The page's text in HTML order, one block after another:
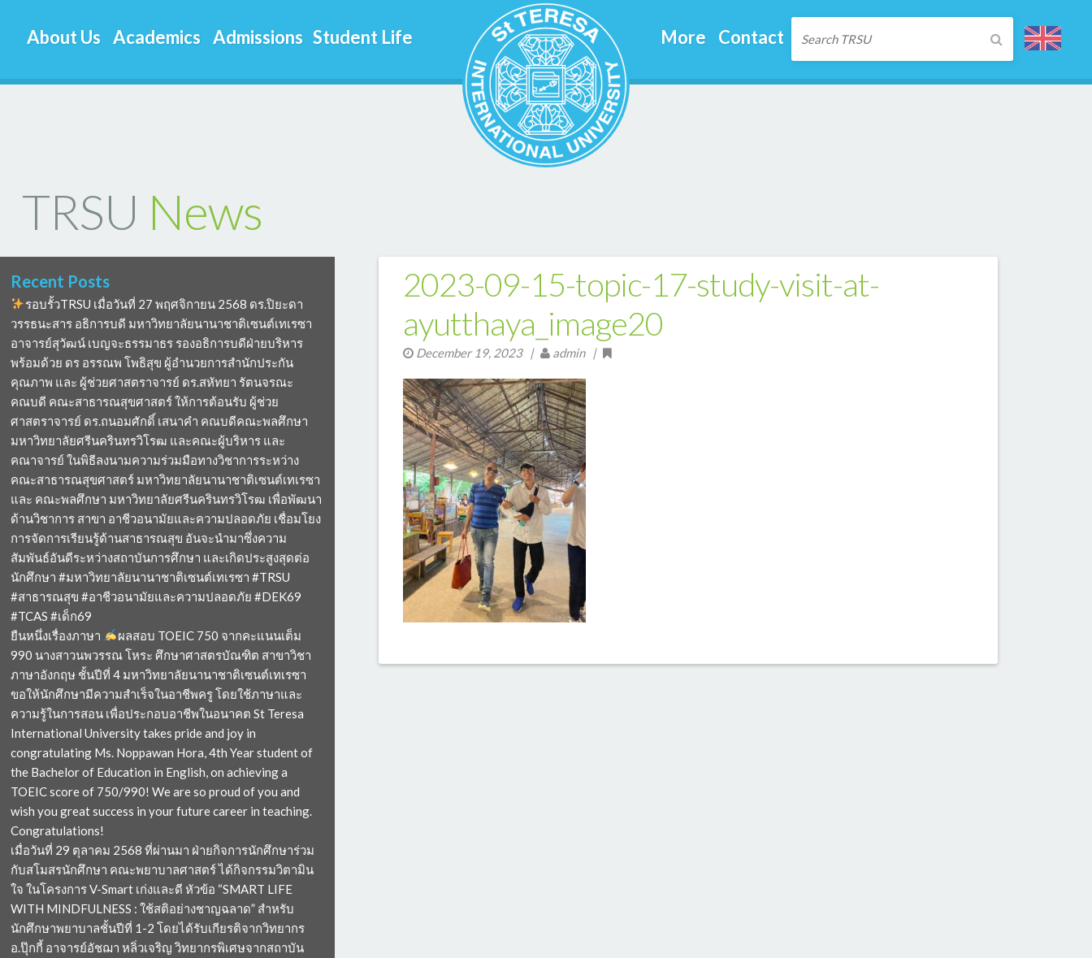
About Us Academics Admissions Student Life More Contact
TRSU News
Recent Posts
รอบรั้วTRSU เมื่อวันที่ 27 พฤศจิกายน 2568 ดร.ปิยะดา
วรรธนะสาร อธิการบดี มหาวิทยาลัยนานาชาติเซนต์เทเรซา
อาจารย์สุวัฒน์ เบญจะธรรมาธร รองอธิการบดีฝ่ายบริหาร
พร้อมด้วย ดร อรรณพ โพธิสุข ผู้อำนวยการสำนักประกัน
คุณภาพ และ ผู้ช่วยศาสตราจารย์ ดร.สหัทยา รัตนจรณะ
คณบดี คณะสาธารณสุขศาสตร์ ให้การต้อนรับ ผู้ช่วย
ศาสตราจารย์ ดร.ถนอมศักดิ์ เสนาคำ คณบดีคณะพลศึกษา
มหาวิทยาลัยศรีนครินทรวิโรฒ และคณะผู้บริหาร และ
คณาจารย์ ในพิธีลงนามความร่วมมือทางวิชาการระหว่าง
คณะสาธารณสุขศาสตร์ มหาวิทยาลัยนานาชาติเซนต์เทเรซา
และ คณะพลศึกษา มหาวิทยาลัยศรีนครินทรวิโรฒ เพื่อพัฒนา
ด้านวิชาการ สาขา อาชีวอนามัยและความปลอดภัย เชื่อมโยง
การจัดการเรียนรู้ด้านสาธารณสุข อันจะนำมาซึ่งความ
สัมพันธ์อันดีระหว่างสถาบันการศึกษา และเกิดประสูงสุดต่อ
นักศึกษา #มหาวิทยาลัยนานาชาติเซนต์เทเรซา #TRSU
#สาธารณสุข #อาชีวอนามัยและความปลอดภัย #DEK69
#TCAS #เด็ก69
ยืนหนึ่งเรื่องภาษา
ผลสอบ TOEIC 750 จากคะแนนเต็ม
990 นางสาวนพวรรณ โหระ ศึกษาศาสตรบัณฑิต สาขาวิชา
ภาษาอังกฤษ ชั้นปีที่ 4 มหาวิทยาลัยนานาชาติเซนต์เทเรซา
ขอให้นักศึกษามีความสำเร็จในอาชีพครู โดยใช้ภาษาและ
ความรู้ในการสอน เพื่อประกอบอาชีพในอนาคต St Teresa
International University takes pride and joy in
congratulating Ms. Noppawan Hora, 4th Year student of
the Bachelor of Education in English, on achieving a
TOEIC score of 750/990! We are so proud of you and
wish you great success in your future career in teaching.
Congratulations!
เมื่อวันที่ 29 ตุลาคม 2568 ที่ผ่านมา ฝ่ายกิจการนักศึกษาร่วม
กับสโมสรนักศึกษา คณะพยาบาลศาสตร์ ได้กิจกรรมวิตามิน
ใจ ในโครงการ V-Smart เก่งและดี หัวข้อ “SMART LIFE
WITH MINDFULNESS : ใช้สติอย่างชาญฉลาด” สำหรับ
นักศึกษาพยาบาลชั้นปีที่ 1-2 โดยได้รับเกียรติจากวิทยากร
อ.ปุ๊กกี้ อาจารย์อัชฌา หลิ่วเจริญ วิทยากรพิเศษจากสถาบัน
2023-09-15-topic-17-study-visit-at-
ayutthaya_image20
December 19, 2023| admin |